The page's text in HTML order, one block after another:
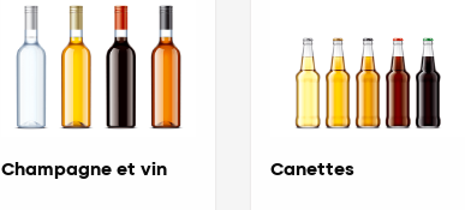
Champagne et vin Canettes